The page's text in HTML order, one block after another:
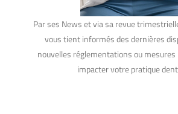
Par ses News et via sa revue
vous tient informés des dernières
nouvelles réglementations ou
impacter votre pratique